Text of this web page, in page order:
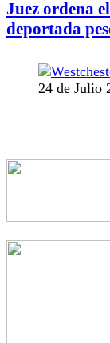
Juez ordena
deportada
24 de Julio